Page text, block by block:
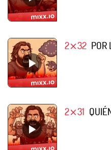
2⨯32 POR
2⨯31